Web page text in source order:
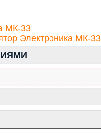
МК-33
Электроника МК-33